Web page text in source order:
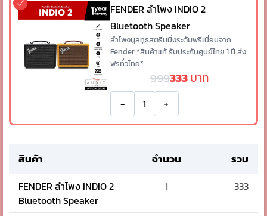
FENDER ลำโพง INDIO 2
Bluetooth Speaker
ลำโพงบูลทูธสตรีมมิ่งระดับพรีเมี่ยมจาก
Fender *สินค้าแท้ รับประกันศูนย์ไทย 1 ปี ส่ง
ฟรีทั่วไทย*
999333บาท
- +
สินค้า จำนวน รวม
FENDER ลำโพง INDIO 2
Bluetooth Speaker
1 333